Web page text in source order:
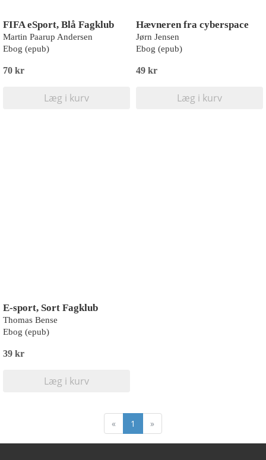
FIFA eSport, Blå Fagklub
Martin Paarup Andersen
Ebog (epub)
70 kr
Læg i kurv
Hævneren fra cyberspace
Jørn Jensen
Ebog (epub)
49 kr
Læg i kurv
E-sport, Sort Fagklub
Thomas Bense
Ebog (epub)
39 kr
Læg i kurv
« 1 »